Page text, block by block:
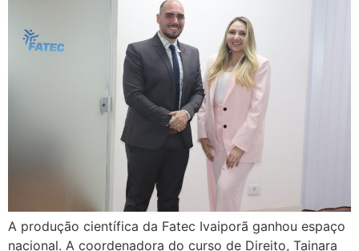
A produção científica da Fatec Ivaiporã ganhou espaço
nacional. A coordenadora do curso de Direito, Tainara